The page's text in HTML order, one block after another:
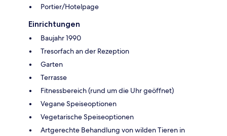
Portier/Hotelpage
Einrichtungen
Baujahr 1990
Tresorfach an der Rezeption
Garten
Terrasse
Fitnessbereich (rund um die Uhr geöffnet)
Vegane Speiseoptionen
Vegetarische Speiseoptionen
Artgerechte Behandlung von wilden Tieren in